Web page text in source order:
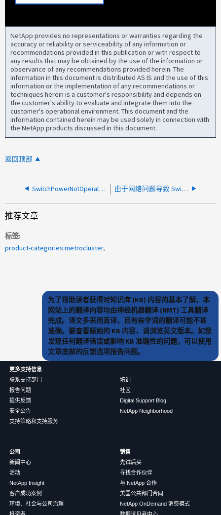
NetApp provides no representations or warranties regarding the
accuracy or reliability or serviceability of any information or
recommendations provided in this publication or with respect to
any results that may be obtained by the use of the information or
observance of any recommendations provided herein. The
information in this document is distributed AS IS and the use of this
information or the implementation of any recommendations or
techniques herein is a customer's responsibility and depends on
the customer's ability to evaluate and integrate them into the
customer's operational environment. This document and the
information contained herein may be used solely in connection with
the NetApp products discussed in this document.
返回顶部
SwitchPowerNotOperational_Alert—AutoSupport 消息 由于网络问题导致 SwitchSSHAccess_Alert
推荐文章
标签
product-categories:metrocluster
为了帮助读者获得对知识库 (KB) 内容的基本了解，本
网站上的翻译内容均由神经机器翻译 (NMT) 工具翻译
完成。译文多采用直译，且有些字词的翻译可能不甚
准确。要查看原始的 KB 内容，请浏览英文版本。如您
发现任何翻译错误或影响 KB 准确性的问题，可以使用
文章底部的反馈选项报告问题。
更多支持信息
联系支持部门
报告问题
提供反馈
安全公告
支持策略和支持服务
培训
社区
Digital Support Blog
NetApp Neighborhood
公司
新闻中心
活动
NetApp Insight
客户成功案例
环境、社会与公司治理
销售
先试后买
寻找合作伙伴
与 NetApp 合作
美国公共部门合同
NetApp OnDemand 消费模式